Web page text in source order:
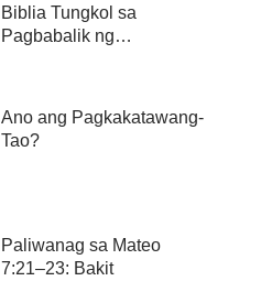
Biblia Tungkol sa
Pagbabalik ng
Ano ang Pagkakatawang-
Tao?
Paliwanag sa Mateo
7:21–23: Bakit